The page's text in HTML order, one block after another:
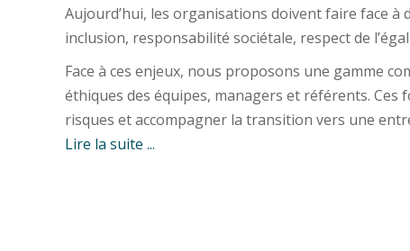
Aujourd’hui, les organisations doivent faire face à
inclusion, responsabilité sociétale, respect de
Face à ces enjeux, nous proposons une gamme
éthiques des équipes, managers et référents.
risques et accompagner la transition vers une
Lire la suite ...